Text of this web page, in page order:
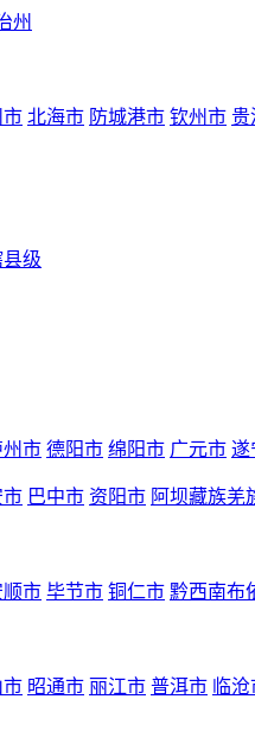
州
市 北海市 防城港市 钦州市 贵
级
州市 德阳市 绵阳市 广元市 遂
市 巴中市 资阳市 阿坝藏族羌
顺市 毕节市 铜仁市 黔西南布
市 昭通市 丽江市 普洱市 临